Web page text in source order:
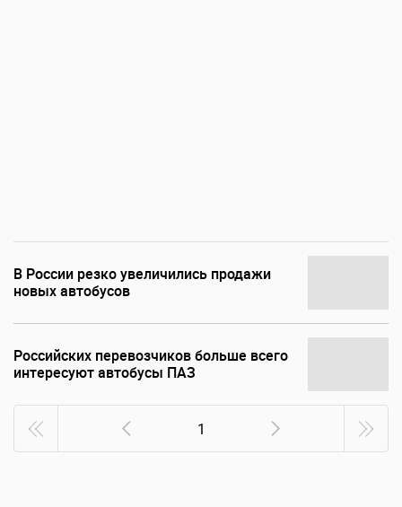
В России резко увеличились продажи
новых автобусов
Российских перевозчиков больше всего
интересуют автобусы ПАЗ
1